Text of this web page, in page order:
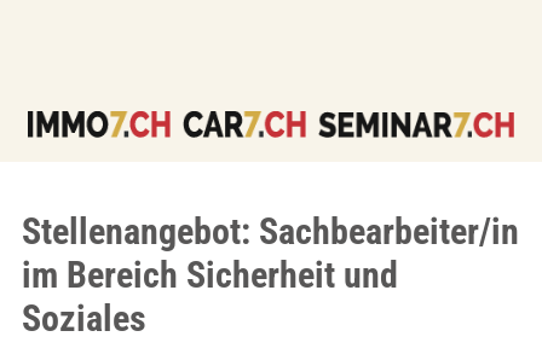
Stellenangebot: Sachbearbeiter/in
im Bereich Sicherheit und
Soziales